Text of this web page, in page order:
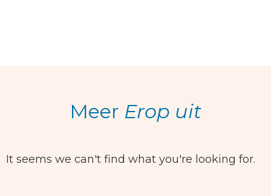
Meer Erop uit
It seems we can't find what you're looking for.